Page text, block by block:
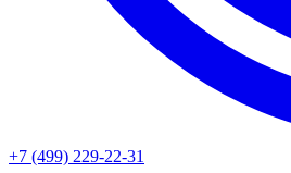
+7 (499) 229-22-31